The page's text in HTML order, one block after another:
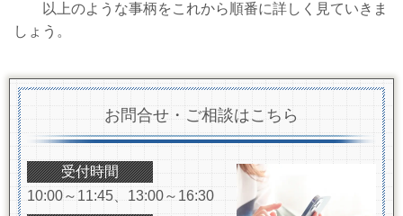
以上のような事柄をこれから順番に詳しく見ていきま
しょう。
お問合せ・ご相談はこちら
受付時間
10:00～11:45、13:00～16:30